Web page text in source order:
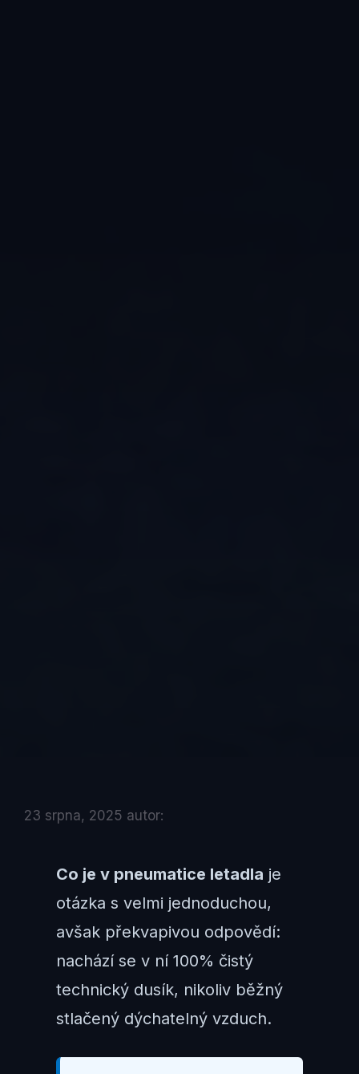
23 srpna, 2025 autor:
Co je v pneumatice letadla je
otázka s velmi jednoduchou,
avšak překvapivou odpovědí:
nachází se v ní 100% čistý
technický dusík, nikoliv běžný
stlačený dýchatelný vzduch.